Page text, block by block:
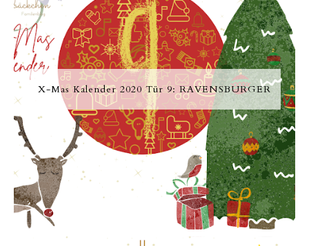
X-Mas Kalender 2020 Tür 9: RAVENSBURGER